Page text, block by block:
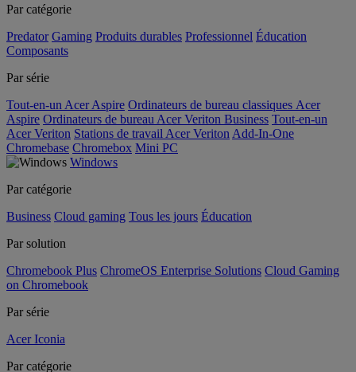
Par catégorie
Predator Gaming Produits durables Professionnel Éducation
Composants
Par série
Tout-en-un Acer Aspire Ordinateurs de bureau classiques Acer
Aspire Ordinateurs de bureau Acer Veriton Business Tout-en-un
Acer Veriton Stations de travail Acer Veriton Add-In-One
Chromebase Chromebox Mini PC
Windows
Par catégorie
Business Cloud gaming Tous les jours Éducation
Par solution
Chromebook Plus ChromeOS Enterprise Solutions Cloud Gaming
on Chromebook
Par série
Acer Iconia
Par catégorie